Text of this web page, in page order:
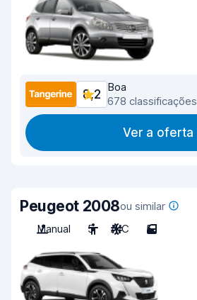
8,2
Boa
678 classificações
Ver a oferta
Peugeot 2008ou similar
Manual
5 A/C 5